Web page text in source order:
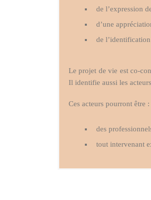
de l’expression
d’une
de
Le projet de vie est co-
Il identifie aussi les
Ces acteurs pourront être :
des
tout intervenant